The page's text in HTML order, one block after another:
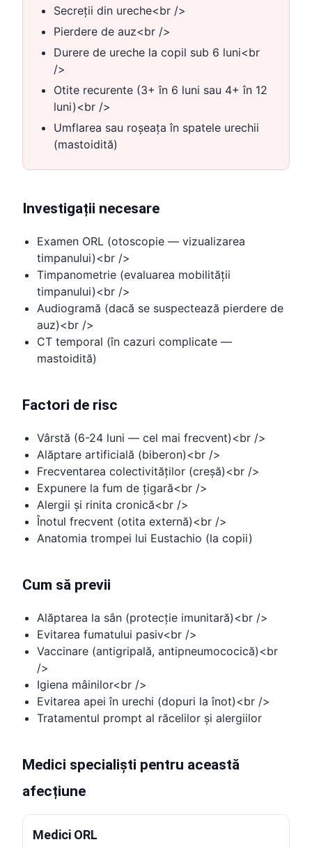
Secreții din ureche<br />
Pierdere de auz<br />
Durere de ureche la copil sub 6 luni<br
/>
Otite recurente (3+ în 6 luni sau 4+ în 12
luni)<br />
Umflarea sau roșeața în spatele urechii
(mastoidită)
Investigații necesare
Examen ORL (otoscopie — vizualizarea
timpanului)<br />
Timpanometrie (evaluarea mobilității
timpanului)<br />
Audiogramă (dacă se suspectează pierdere de
auz)<br />
CT temporal (în cazuri complicate —
mastoidită)
Factori de risc
Vârstă (6-24 luni — cel mai frecvent)<br />
Alăptare artificială (biberon)<br />
Frecventarea colectivităților (creșă)<br />
Expunere la fum de țigară<br />
Alergii și rinita cronică<br />
Înotul frecvent (otita externă)<br />
Anatomia trompei lui Eustachio (la copii)
Cum să previi
Alăptarea la sân (protecție imunitară)<br />
Evitarea fumatului pasiv<br />
Vaccinare (antigripală, antipneumococică)<br
/>
Igiena mâinilor<br />
Evitarea apei în urechi (dopuri la înot)<br />
Tratamentul prompt al răcelilor și alergiilor
Medici specialiști pentru această
afecțiune
Medici ORL